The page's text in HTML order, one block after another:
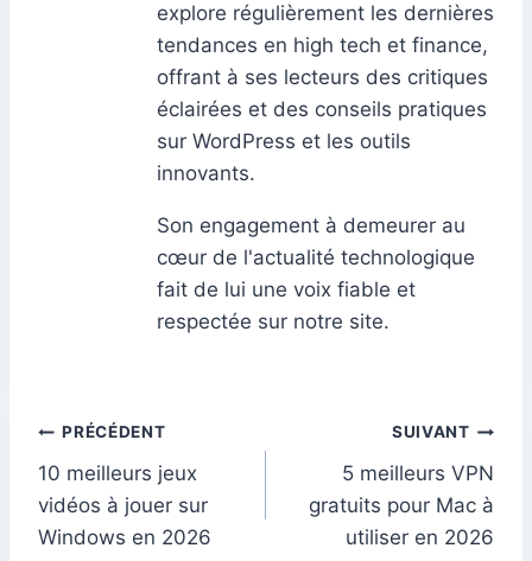
explore régulièrement les dernières
tendances en high tech et finance,
offrant à ses lecteurs des critiques
éclairées et des conseils pratiques
sur WordPress et les outils
innovants.
Son engagement à demeurer au
cœur de l'actualité technologique
fait de lui une voix fiable et
respectée sur notre site.
Navigation
de
l’article
PRÉCÉDENT
10 meilleurs jeux
vidéos à jouer sur
Windows en 2026
SUIVANT
5 meilleurs VPN
gratuits pour Mac à
utiliser en 2026